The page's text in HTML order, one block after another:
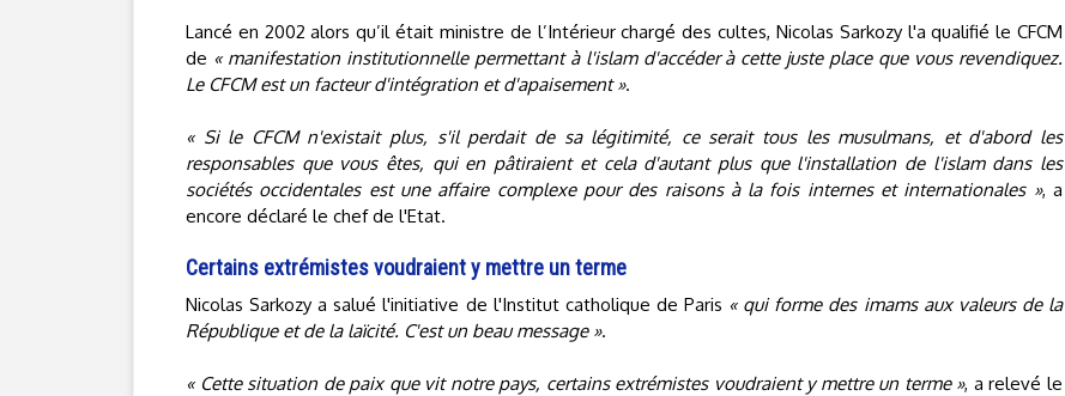
Lancé en 2002 alors qu’il était ministre de l’Intérieur chargé des cultes, Nicolas Sarkozy l'a qualifié le CFCM
de « manifestation institutionnelle permettant à l'islam d'accéder à cette juste place que vous revendiquez.
Le CFCM est un facteur d'intégration et d'apaisement ».
« Si le CFCM n'existait plus, s'il perdait de sa légitimité, ce serait tous les musulmans, et d'abord les
responsables que vous êtes, qui en pâtiraient et cela d'autant plus que l'installation de l'islam dans les
sociétés occidentales est une affaire complexe pour des raisons à la fois internes et internationales », a
encore déclaré le chef de l'Etat.
Certains extrémistes voudraient y mettre un terme
Nicolas Sarkozy a salué l'initiative de l'Institut catholique de Paris « qui forme des imams aux valeurs de la
République et de la laïcité. C'est un beau message ».
« Cette situation de paix que vit notre pays, certains extrémistes voudraient y mettre un terme », a relevé le